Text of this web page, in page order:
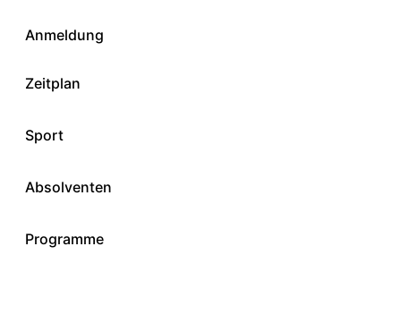
Anmeldung
Zeitplan
Sport
Absolventen
Programme